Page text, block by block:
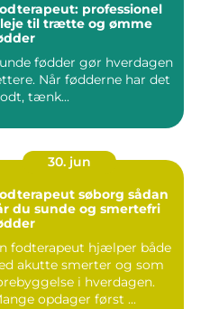
professionel
til trætte og ømme
fødder gør hverdagen
Når fødderne har det
tænk...
30. jun
søborg sådan
du sunde og smertefri
fodterapeut hjælper både
akutte smerter og som
i hverdagen.
opdager først ...